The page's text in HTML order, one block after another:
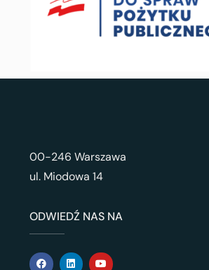
00-246 Warszawa
ul. Miodowa 14
ODWIEDŹ NAS NA